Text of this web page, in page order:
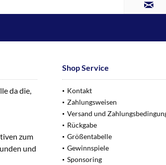
da die,
zum
und
Shop Service
Kontakt
Zahlungsweisen
Versand und
Rückgabe
Größentabelle
Gewinnspiele
Sponsoring